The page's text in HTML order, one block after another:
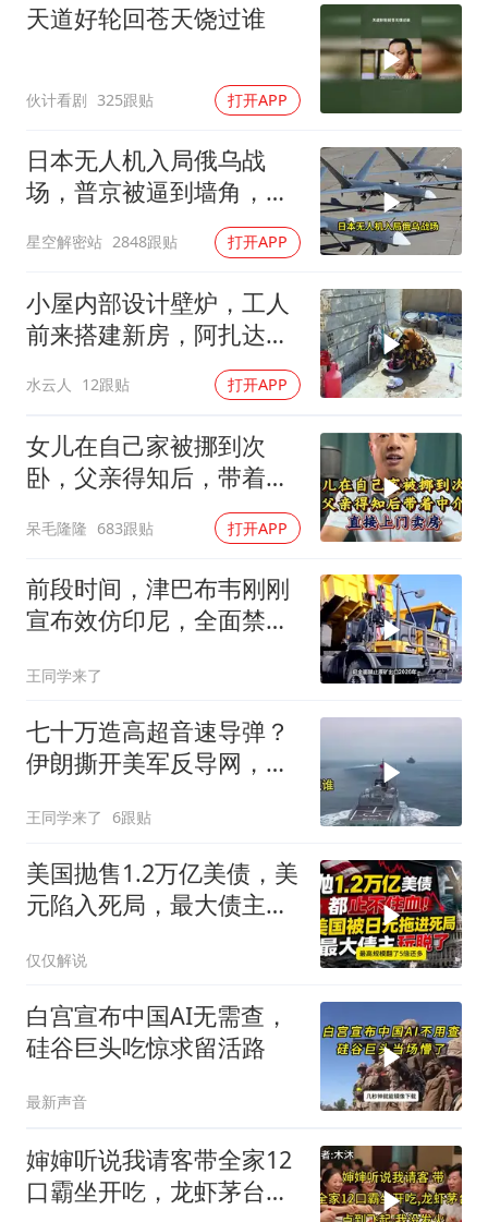
存款市场为何两极分化
云南一男子胃中取出180颗铁钉
以军士兵把枪口对准中国记者
奋力开创中国式现代化建设新局面
天道好轮回苍天饶过谁
伙计看剧 325跟贴 打开APP
日本无人机入局俄乌战
场，普京被逼到墙角，这
场仗只剩下死战一条路
星空解密站 2848跟贴 打开APP
小屋内部设计壁炉，工人
前来搭建新房，阿扎达思
水云人 12跟贴 打开APP
女儿在自己家被挪到次
卧，父亲得知后，带着中
呆毛隆隆 683跟贴 打开APP
前段时间，津巴布韦刚刚
宣布效仿印尼，全面禁止
王同学来了
七十万造高超音速导弹？
伊朗撕开美军反导网，炸
王同学来了 6跟贴
美国抛售1.2万亿美债，美
元陷入死局，最大债主玩
仅仅解说
白宫宣布中国AI无需查，
硅谷巨头吃惊求留活路
最新声音
婶婶听说我请客带全家12
口霸坐开吃，龙虾茅台点